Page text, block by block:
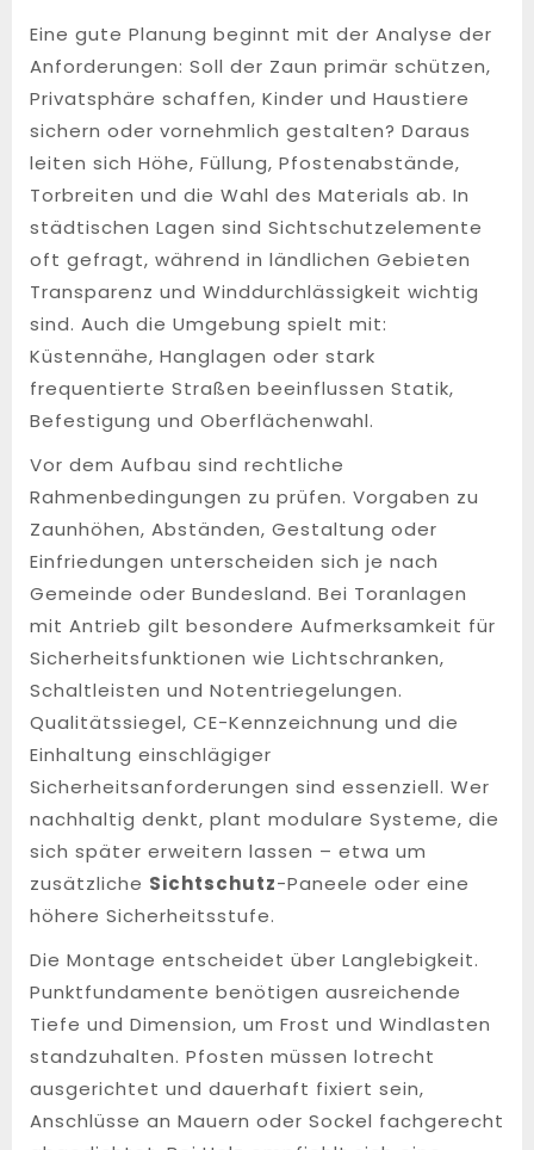
Eine gute Planung beginnt mit der Analyse der
Anforderungen: Soll der Zaun primär schützen,
Privatsphäre schaffen, Kinder und Haustiere
sichern oder vornehmlich gestalten? Daraus
leiten sich Höhe, Füllung, Pfostenabstände,
Torbreiten und die Wahl des Materials ab. In
städtischen Lagen sind Sichtschutzelemente
oft gefragt, während in ländlichen Gebieten
Transparenz und Winddurchlässigkeit wichtig
sind. Auch die Umgebung spielt mit:
Küstennähe, Hanglagen oder stark
frequentierte Straßen beeinflussen Statik,
Befestigung und Oberflächenwahl.
Vor dem Aufbau sind rechtliche
Rahmenbedingungen zu prüfen. Vorgaben zu
Zaunhöhen, Abständen, Gestaltung oder
Einfriedungen unterscheiden sich je nach
Gemeinde oder Bundesland. Bei Toranlagen
mit Antrieb gilt besondere Aufmerksamkeit für
Sicherheitsfunktionen wie Lichtschranken,
Schaltleisten und Notentriegelungen.
Qualitätssiegel, CE-Kennzeichnung und die
Einhaltung einschlägiger
Sicherheitsanforderungen sind essenziell. Wer
nachhaltig denkt, plant modulare Systeme, die
sich später erweitern lassen – etwa um
zusätzliche Sichtschutz-Paneele oder eine
höhere Sicherheitsstufe.
Die Montage entscheidet über Langlebigkeit.
Punktfundamente benötigen ausreichende
Tiefe und Dimension, um Frost und Windlasten
standzuhalten. Pfosten müssen lotrecht
ausgerichtet und dauerhaft fixiert sein,
Anschlüsse an Mauern oder Sockel fachgerecht